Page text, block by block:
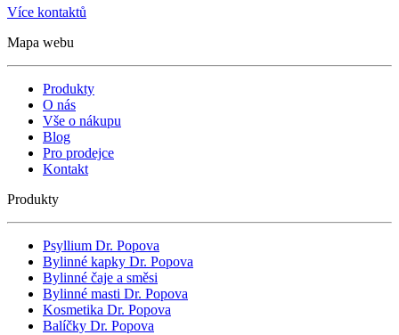
Více kontaktů
Mapa webu
Produkty
O nás
Vše o nákupu
Blog
Pro prodejce
Kontakt
Produkty
Psyllium Dr. Popova
Bylinné kapky Dr. Popova
Bylinné čaje a směsi
Bylinné masti Dr. Popova
Kosmetika Dr. Popova
Balíčky Dr. Popova